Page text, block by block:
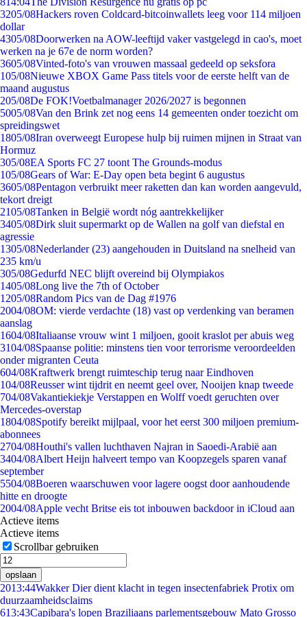
3205/08Hackers roven Coldcard-bitcoinwallets leeg voor 114 miljoen
dollar
4305/08Doorwerken na AOW-leeftijd vaker vastgelegd in cao's, moet
werken na je 67e de norm worden?
3605/08Vinted-foto's van vrouwen massaal gedeeld op seksfora
105/08Nieuwe XBOX Game Pass titels voor de eerste helft van de
maand augustus
205/08De FOK!Voetbalmanager 2026/2027 is begonnen
5005/08Van den Brink zet nog eens 14 gemeenten onder toezicht om
spreidingswet
1805/08Iran overweegt Europese hulp bij ruimen mijnen in Straat van
Hormuz
305/08EA Sports FC 27 toont The Grounds-modus
105/08Gears of War: E-Day open beta begint 6 augustus
3605/08Pentagon verbruikt meer raketten dan kan worden aangevuld,
tekort dreigt
2105/08Tanken in België wordt nóg aantrekkelijker
3405/08Dirk sluit supermarkt op de Wallen na golf van diefstal en
agressie
1305/08Nederlander (23) aangehouden in Duitsland na snelheid van
235 km/u
305/08Gedurfd NEC blijft overeind bij Olympiakos
1405/08Long live the 7th of October
1205/08Random Pics van de Dag #1976
2004/08OM: vierde verdachte (18) vast op verdenking van beramen
aanslag
1604/08Italiaanse vrouw wint 1 miljoen, gooit kraslot per abuis weg
3104/08Spaanse politie: minstens tien voor terrorisme veroordeelden
onder migranten Ceuta
604/08Kraftwerk brengt ruimteschip terug naar Eindhoven
104/08Reusser wint tijdrit en neemt geel over, Nooijen knap tweede
704/08Vakantiekiekje Verstappen en Wolff voedt geruchten over
Mercedes-overstap
1804/08Spotify bereikt mijlpaal, voor het eerst 300 miljoen premium-
abonnees
2704/08Houthi's vallen luchthaven Najran in Saoedi-Arabië aan
3404/08Albert Heijn halveert tempo van Koopzegels sparen vanaf
september
5504/08Boeren waarschuwen voor lagere oogst door aanhoudende
hitte en droogte
2004/08Apple vecht Britse eis tot inbouwen backdoor in iCloud aan
Actieve items
Actieve items
Scrollbar gebruiken
opslaan
2013:44Wakker Dier dient klacht in tegen insectenfabriek Protix om
duurzaamheidsclaims
613:43Capibara's lopen Braziliaans parlementsgebouw Mato Grosso